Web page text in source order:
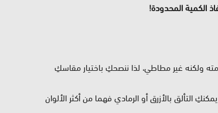
ولكنه غير مطاطي، لذا ننصحكِ باختيار مقاسكِ
التألق بالأزرق أو الرمادي فهما من أكثر الألوان